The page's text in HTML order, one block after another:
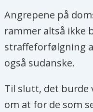
Angrepene på
rammer altså ikke
straffeforfølgning
også sudanske.
Til slutt, det burde
om at for de som